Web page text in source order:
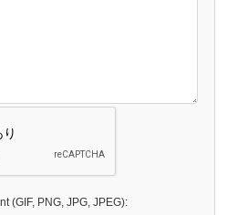
(GIF, PNG, JPG, JPEG):